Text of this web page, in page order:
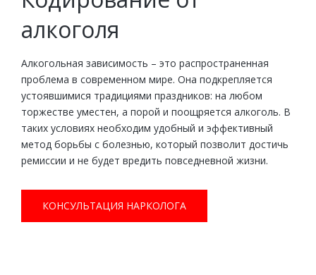
алкоголя
Алкогольная зависимость – это распространенная
проблема в современном мире. Она подкрепляется
устоявшимися традициями праздников: на любом
торжестве уместен, а порой и поощряется алкоголь. В
таких условиях необходим удобный и эффективный
метод борьбы с болезнью, который позволит достичь
ремиссии и не будет вредить повседневной жизни.
КОНСУЛЬТАЦИЯ НАРКОЛОГА